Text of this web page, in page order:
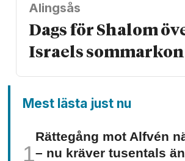
Alingsås
Dags för Shalom
Israels
Mest lästa just nu
Rättegång mot Alfvén
– nu kräver tusentals